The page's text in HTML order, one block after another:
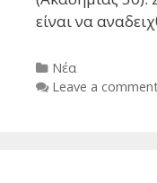
είναι να
Categories
Νέα
Leave a